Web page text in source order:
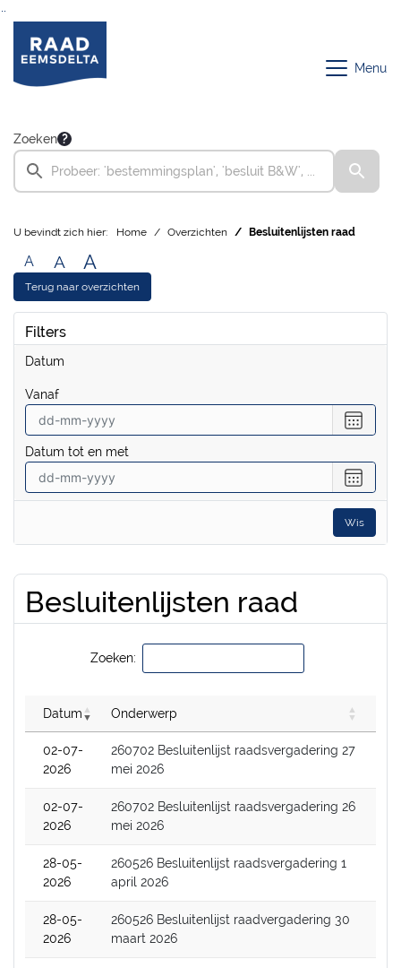
Ga naar de inhoud van deze pagina
Ga naar het zoeken
Ga naar het menu
Menu
Zoeken
U bevindt zich hier: Home Overzichten Besluitenlijsten raad
A A A
Terug naar overzichten
Filters
Datum
vanaf
een
vanaf
Datum tot en met
een
datum
tot
en
Wis
Besluitenlijsten raad
Zoeken:
Datum Onderwerp
02-07-
2026
260702 Besluitenlijst raadsvergadering 27
mei 2026
02-07-
2026
260702 Besluitenlijst raadsvergadering 26
mei 2026
28-05-
2026
260526 Besluitenlijst raadsvergadering 1
april 2026
28-05-
2026
260526 Besluitenlijst raadvergadering 30
maart 2026